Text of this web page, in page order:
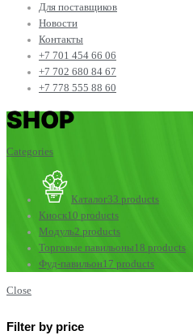
Для поставщиков
Новости
Контакты
+7 701 454 66 06
+7 702 680 84 67
+7 778 555 88 60
SHOP
Categories
Каталог33 products
Киоск10 products
Модуль2 products
Торговые павильоны18 products
Фуд-павильон17 products
Close
Filter by price